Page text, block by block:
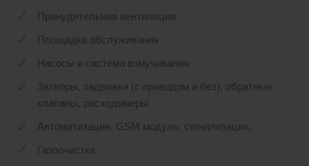
Принудительная вентиляция
Площадка обслуживания
Насосы и система взмучивания
Затворы, задвижки (с приводом и без), обратные
клапаны, расходомеры
Автоматизация, GSМ модуль, сигнализация.
Газоочистка